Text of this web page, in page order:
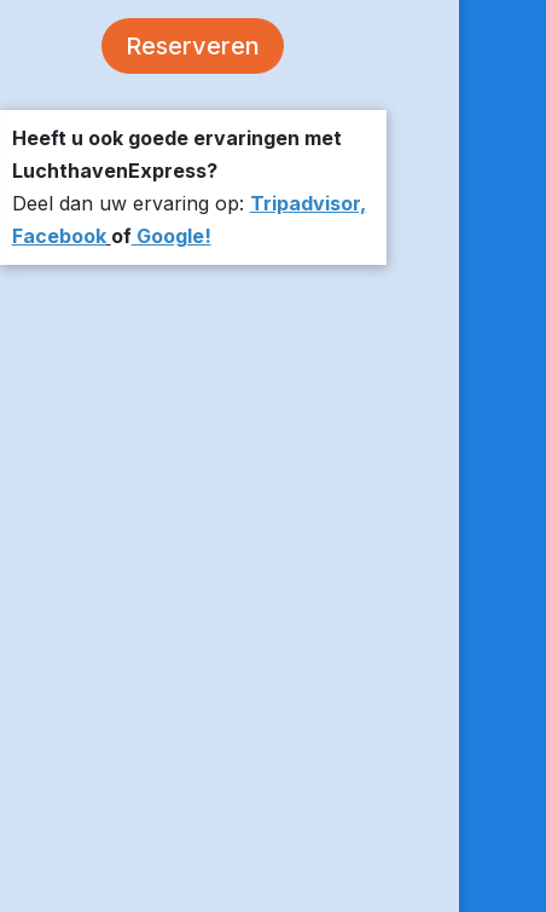
volgende keer zou ik weer hier
Reserveren
Heeft u ook goede ervaringen met
LuchthavenExpress?
Deel dan uw ervaring op: Tripadvisor,
Facebook ofGoogle!